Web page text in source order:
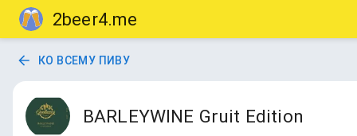
2beer4.me
КО ВСЕМУ ПИВУ
BARLEYWINE Gruit Edition